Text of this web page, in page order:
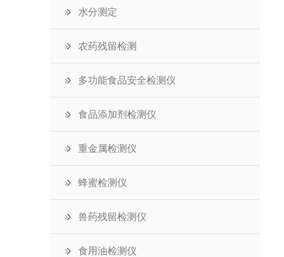
水分测定
农药残留检测
多功能食品安全检测仪
食品添加剂检测仪
重金属检测仪
蜂蜜检测仪
兽药残留检测仪
食用油检测仪